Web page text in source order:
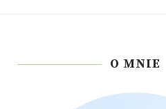
O MNIE